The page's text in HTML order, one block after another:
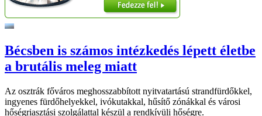
Bécsben is számos intézkedés lépett életbe
a brutális meleg miatt
Az osztrák főváros meghosszabbított nyitvatartású strandfürdőkkel,
ingyenes fürdőhelyekkel, ivókutakkal, hűsítő zónákkal és városi
hőségriasztási szolgálattal készül a rendkívüli hőségre.